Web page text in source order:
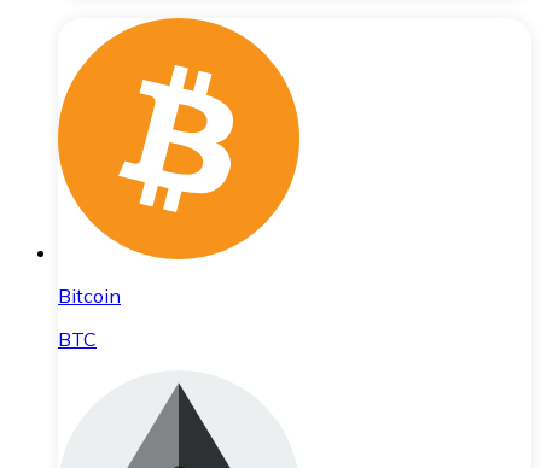
Bitcoin
BTC